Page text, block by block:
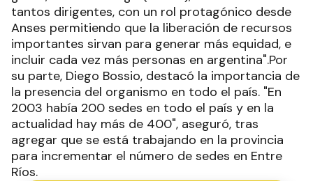
tantos dirigentes, con un rol protagónico desde
Anses permitiendo que la liberación de recursos
importantes sirvan para generar más equidad, e
incluir cada vez más personas en argentina".Por
su parte, Diego Bossio, destacó la importancia de
la presencia del organismo en todo el país. "En
2003 había 200 sedes en todo el país y en la
actualidad hay más de 400", aseguró, tras
agregar que se está trabajando en la provincia
para incrementar el número de sedes en Entre
Ríos.